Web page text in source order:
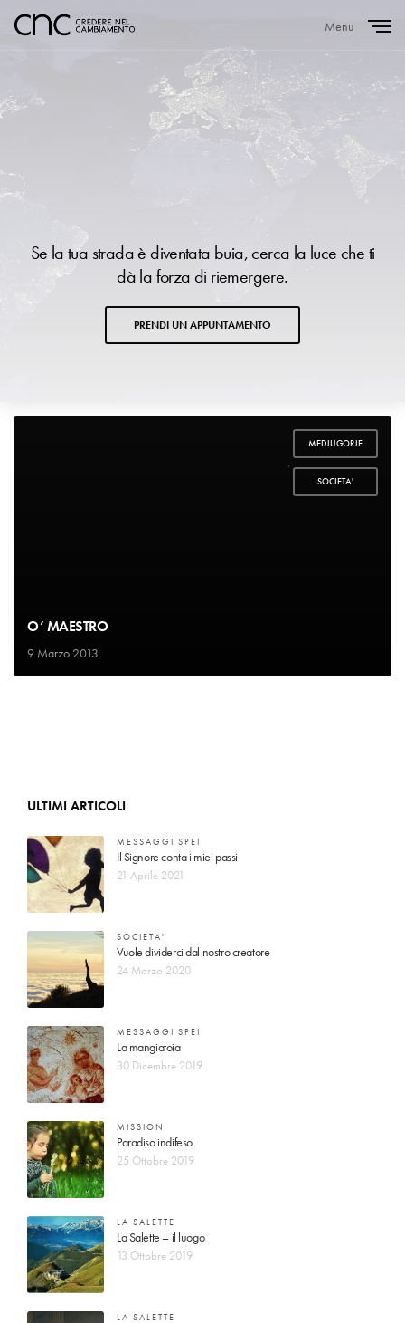
Menu
Se la tua strada è diventata buia, cerca la luce che ti
dà la forza di riemergere.
PRENDI UN APPUNTAMENTO
MEDJUGORJE
,
SOCIETA'
O’ MAESTRO
9 Marzo 2013
ULTIMI ARTICOLI
MESSAGGI SPEI
Il Signore conta i miei passi
21 Aprile 2021
SOCIETA'
Vuole dividerci dal nostro creatore
24 Marzo 2020
MESSAGGI SPEI
La mangiatoia
30 Dicembre 2019
MISSION
Paradiso indifeso
25 Ottobre 2019
LA SALETTE
La Salette – il luogo
13 Ottobre 2019
LA SALETTE